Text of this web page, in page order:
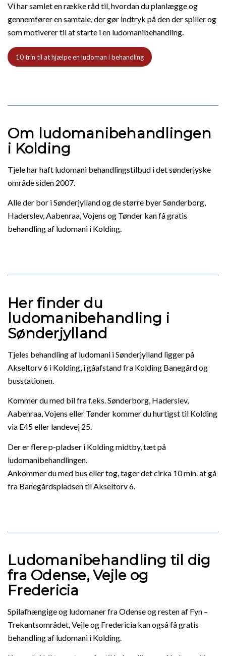
Vi har samlet en række råd til, hvordan du planlægge og
gennemfører en samtale, der gør indtryk på den der spiller og
som motiverer til at starte i en ludomanibehandling.
10 trin til at hjælpe en ludoman i behandling
Om ludomanibehandlingen
i Kolding
Tjele har haft ludomani behandlingstilbud i det sønderjyske
område siden 2007.
Alle der bor i Sønderjylland og de større byer Sønderborg,
Haderslev, Aabenraa, Vojens og Tønder kan få gratis
behandling af ludomani i Kolding.
Her finder du
ludomanibehandling i
Sønderjylland
Tjeles behandling af ludomani i Sønderjylland ligger på
Akseltorv 6 i Kolding, i gåafstand fra Kolding Banegård og
busstationen.
Kommer du med bil fra f.eks. Sønderborg, Haderslev,
Aabenraa, Vojens eller Tønder kommer du hurtigst til Kolding
via E45 eller landevej 25.
Der er flere p-pladser i Kolding midtby, tæt på
ludomanibehandlingen.
Ankommer du med bus eller tog, tager det cirka 10 min. at gå
fra Banegårdspladsen til Akseltorv 6.
Ludomanibehandling til dig
fra Odense, Vejle og
Fredericia
Spilafhængige og ludomaner fra Odense og resten af Fyn –
Trekantsområdet, Vejle og Fredericia kan også få gratis
behandling af ludomani i Kolding.